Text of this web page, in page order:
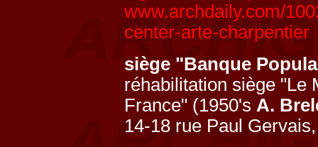
www.archdaily.com/
center-arte-charpentier
siège "Banque
réhabilitation siège "Le
France" (1950's A.
14-18 rue Paul